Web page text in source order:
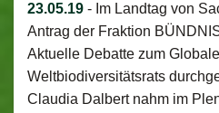
23.05.19 - Im Landtag von
Antrag der Fraktion
Aktuelle Debatte zum
Weltbiodiversitätsrats
Claudia Dalbert nahm im